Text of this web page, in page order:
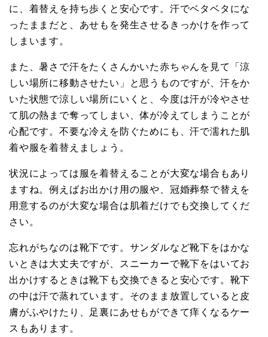
に、着替えを持ち歩くと安心です。汗でベタベタにな
ったままだと、あせもを発生させるきっかけを作って
しまいます。
また、暑さで汗をたくさんかいた赤ちゃんを見て「涼
しい場所に移動させたい」と思うものですが、汗をか
いた状態で涼しい場所にいくと、今度は汗が冷やさせ
て肌の熱まで奪ってしまい、体が冷えてしまうことが
心配です。不要な冷えを防ぐためにも、汗で濡れた肌
着や服を着替えましょう。
状況によっては服を着替えることが大変な場合もあり
ますね。例えばお出かけ用の服や、冠婚葬祭で替えを
用意するのが大変な場合は肌着だけでも交換してくだ
さい。
忘れがちなのは靴下です。サンダルなど靴下をはかな
いときは大丈夫ですが、スニーカーで靴下をはいてお
出かけするときは靴下も交換できると安心です。靴下
の中は汗で蒸れています。そのまま放置していると皮
膚がふやけたり、足裏にあせもができて痒くなるケー
スもあります。